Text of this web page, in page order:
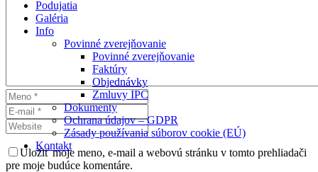
Podujatia
Galéria
Info
Povinné zverejňovanie
Povinné zverejňovanie
Faktúry
Objednávky
Zmluvy IPC
Dokumenty
Ochrana údajov – GDPR
Zásady používania súborov cookie (EÚ)
Kontakt
Uložiť moje meno, e-mail a webovú stránku v tomto prehliadači
pre moje budúce komentáre.